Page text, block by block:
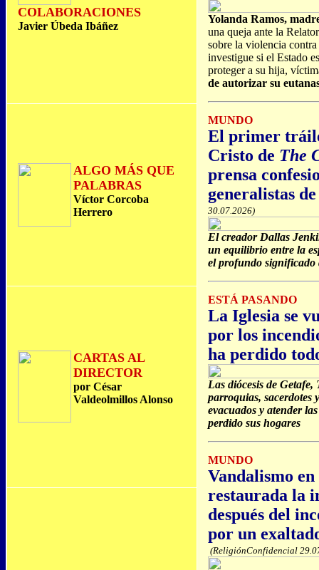
Yolanda Ramos,
una queja ante la
sobre la violencia
investigue si el Estado
proteger a su hija,
de autorizar su
MUNDO
El primer
Cristo de The
prensa
generalistas
30.07.2026)
El creador Dallas
un equilibrio entre la
el profundo significado
ESTÁ PASANDO
La Iglesia se
por los
ha perdido
Las diócesis de
parroquias, sacerdotes
evacuados y atender
perdido sus hogares
MUNDO
Vandalismo
restaurada la
después del
por un
(ReligiónConfidencial
COLABORACIONES
Javier Úbeda Ibáñez
ALGO MÁS QUE
PALABRAS
Víctor Corcoba
Herrero
CARTAS AL
DIRECTOR
por César
Valdeolmillos Alonso